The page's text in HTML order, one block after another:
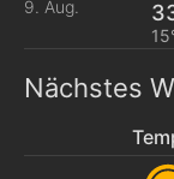
9. Aug.
Nächstes